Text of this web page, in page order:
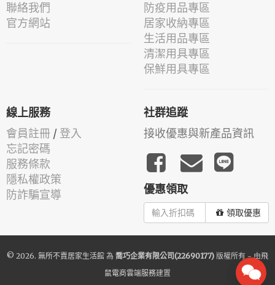
聯絡我們
官方網站
防疫用品專區
居家收納專區
生活用品專區
清潔用具專區
保鮮用具專區
線上服務
會員註冊 / 登入
忘記密碼
服務條款
隱私權政策
防詐騙宣導
社群追蹤
接收優惠與新產品資訊
優惠領取
領取優惠
© 2026. 無所不賣居家生活館 為 喬巧企業有限公司(22690177) 版權所有 - 由飛
鼠電商雲端服務建置